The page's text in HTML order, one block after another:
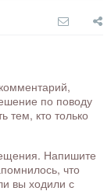
по поводу
тем, кто только
Напишите
что
вы ходили с